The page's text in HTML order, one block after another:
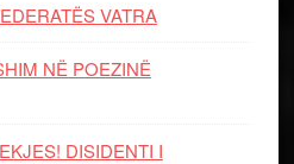
VATRA
NË POEZINË
DISIDENTI I